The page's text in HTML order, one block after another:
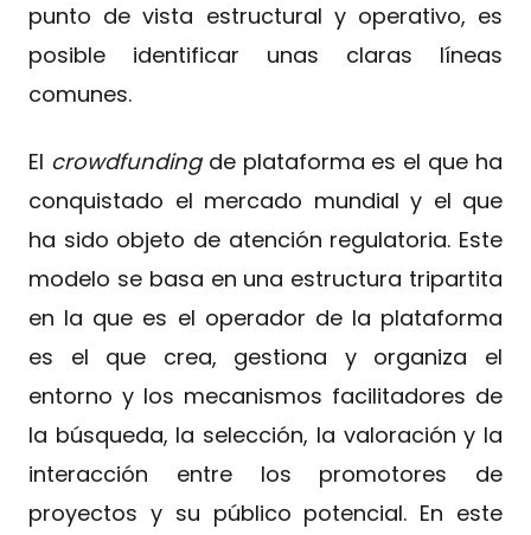
punto de vista estructural y operativo, es
posible identificar unas claras líneas
comunes.
El crowdfunding de plataforma es el que ha
conquistado el mercado mundial y el que
ha sido objeto de atención regulatoria. Este
modelo se basa en una estructura tripartita
en la que es el operador de la plataforma
es el que crea, gestiona y organiza el
entorno y los mecanismos facilitadores de
la búsqueda, la selección, la valoración y la
interacción entre los promotores de
proyectos y su público potencial. En este